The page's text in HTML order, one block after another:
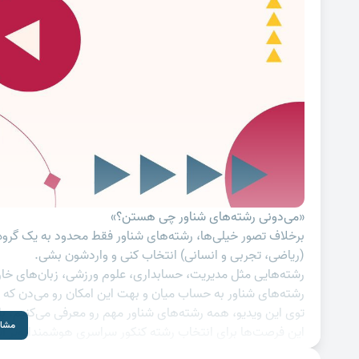
«می‌دونی رشته‌های شناور چی هستن؟»
برخلاف تصور خیلی‌ها، رشته‌های شناور فقط محدود به یک
(ریاضی، تجربی و انسانی) انتخاب کنی و واردشون بشی.
رشته‌هایی مثل مدیریت، حسابداری، علوم ورزشی، زبان‌های
رشته‌های شناور به حساب میان و بهت این امکان رو می‌دن
توی این ویدیو، همه رشته‌های شناور مهم رو معرفی
این فرصت‌ها برای انتخاب رشته کنکور سراسری هوشمندانه‌تر